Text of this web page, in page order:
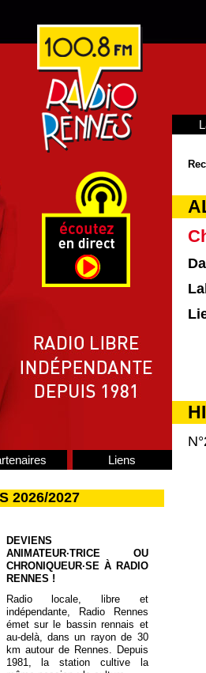
Liens
2026/2027
DEVIENS
ANIMATEUR·TRICE OU
CHRONIQUEUR·SE À RADIO
RENNES !
Radio locale, libre et
indépendante, Radio Rennes
émet sur le bassin rennais et
au-delà, dans un rayon de 30
km autour de Rennes. Depuis
1981, la station cultive la